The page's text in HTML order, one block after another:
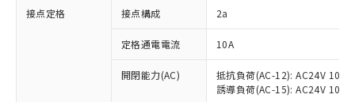
接点定格 接点構成 2a
定格通電電流 10A
開閉能力(AC)
抵抗負荷(AC-12): AC24V 10A/
誘導負荷(AC-15): AC24V
本サービスは、当社制御機器事業取扱
商品の当社在庫状況および標準価格
(税抜)を提供させていただくもので
当社制御機器事業取扱商品の中には、
調査・確認中：EU RoHS指令（10物質）の
非含有の対応状況を調査中または確認中の
非該当品：ライセンス料など無形物で、有
害物質有無と関係のない商品です。
仕入先様の事情により、非含有部品として
「○」：最大均質材料含有率が中国RoHSの
基準値以下であることを示します。
「×」：最大均質材料含有率が中国RoHSの